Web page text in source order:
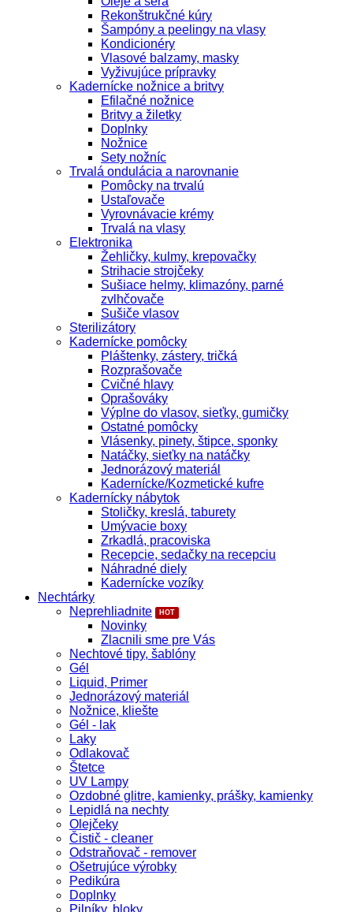
Rekonštrukčné kúry
Šampóny a peelingy na vlasy
Kondicionéry
Vlasové balzamy, masky
Vyživujúce prípravky
Kadernícke nožnice a britvy
Efilačné nožnice
Britvy a žiletky
Doplnky
Nožnice
Sety nožníc
Trvalá ondulácia a narovnanie
Pomôcky na trvalú
Ustaľovače
Vyrovnávacie krémy
Trvalá na vlasy
Elektronika
Žehličky, kulmy, krepovačky
Strihacie strojčeky
Sušiace helmy, klimazóny, parné
zvlhčovače
Sušiče vlasov
Sterilizátory
Kadernícke pomôcky
Pláštenky, zástery, tričká
Rozprašovače
Cvičné hlavy
Oprašováky
Výplne do vlasov, sieťky, gumičky
Ostatné pomôcky
Vlásenky, pinety, štipce, sponky
Natáčky, sieťky na natáčky
Jednorázový materiál
Kadernícke/Kozmetické kufre
Kadernícky nábytok
Stoličky, kreslá, taburety
Umývacie boxy
Zrkadlá, pracoviska
Recepcie, sedačky na recepciu
Náhradné diely
Kadernícke vozíky
Nechtárky
Neprehliadnite
Novinky
Zlacnili sme pre Vás
Nechtové tipy, šablóny
Gél
Liquid, Primer
Jednorázový materiál
Nožnice, kliešte
Gél - lak
Laky
Odlakovač
Štetce
UV Lampy
Ozdobné glitre, kamienky, prášky, kamienky
Lepidlá na nechty
Olejčeky
Čistič - cleaner
Odstraňovač - remover
Ošetrujúce výrobky
Pedikúra
Doplnky